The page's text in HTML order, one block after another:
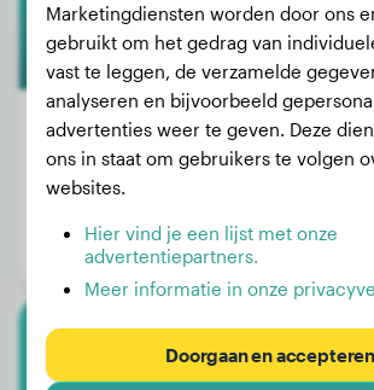
Gewicht:
Leeftijd:
Geslacht:
Cane Corso
Marketingdiensten worden door ons
gebruikt om het gedrag van
vast te leggen, de verzamelde
analyseren en bijvoorbeeld
advertenties weer te geven. Deze
ons in staat om gebruikers te volgen
websites.
Hier vind je een lijst met onze
advertentiepartners.
Meer informatie in onze
Doorgaan en accepteren